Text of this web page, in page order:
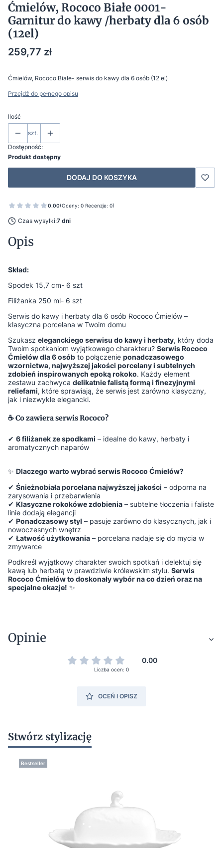
Ćmielów, Rococo Białe 0001-
Garnitur do kawy /herbaty dla 6 osób
(12el)
Cena
259,77 zł
Ćmielów, Rococo Białe- serwis do kawy dla 6 osób (12 el)
Przejdź do pełnego opisu
Ilość
szt.
Dostępność:
Produkt dostępny
DODAJ DO KOSZYKA
0.00(Oceny: 0 Recenzje: 0)
Czas wysyłki:7 dni
Opis
Skład:
Spodek 15,7 cm- 6 szt
Filiżanka 250 ml- 6 szt
Serwis do kawy i herbaty dla 6 osób Rococo Ćmielów –
klasyczna porcelana w Twoim domu
Szukasz eleganckiego serwisu do kawy i herbaty, który doda
Twoim spotkaniom wyjątkowego charakteru? Serwis Rococo
Ćmielów dla 6 osób to połączenie ponadczasowego
wzornictwa, najwyższej jakości porcelany i subtelnych
zdobień inspirowanych epoką rokoko. Każdy element
zestawu zachwyca delikatnie falistą formą i finezyjnymi
reliefami, które sprawiają, że serwis jest zarówno klasyczny,
jak i niezwykle elegancki.
☕Co zawiera serwis Rococo?
✔ 6 filiżanek ze spodkami – idealne do kawy, herbaty i
aromatycznych naparów
✨ Dlaczego warto wybrać serwis Rococo Ćmielów?
✔ Śnieżnobiała porcelana najwyższej jakości – odporna na
zarysowania i przebarwienia
✔ Klasyczne rokokówe zdobienia – subtelne tłoczenia i faliste
linie dodają elegancji
✔ Ponadczasowy styl – pasuje zarówno do klasycznych, jak i
nowoczesnych wnętrz
✔ Łatwość użytkowania – porcelana nadaje się do mycia w
zmywarce
Podkreśl wyjątkowy charakter swoich spotkań i delektuj się
kawą lub herbatą w prawdziwie królewskim stylu. Serwis
Rococo Ćmielów to doskonały wybór na co dzień oraz na
specjalne okazje! ✨
Opinie
0.00
Liczba ocen: 0
OCEŃ I OPISZ
Stwórz stylizację
Bestseller